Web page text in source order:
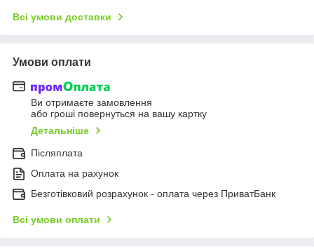
Всі умови доставки
Умови оплати
Ви отримаєте замовлення
або гроші повернуться на вашу картку
Детальніше
Післяплата
Оплата на рахунок
Безготівковий розрахунок - оплата через ПриватБанк
Всі умови оплати